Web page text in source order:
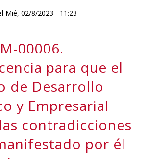
Mié, 02/8/2023 - 11:23
00006.
para que el
de Desarrollo
y Empresarial
contradicciones
por él